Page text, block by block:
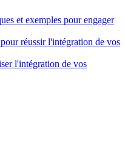
et exemples pour engager
réussir l'intégration de vos
l'intégration de vos